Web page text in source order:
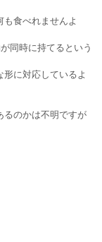
食べれませんよ
同時に持てるという
に対応しているよ
るのかは不明ですが